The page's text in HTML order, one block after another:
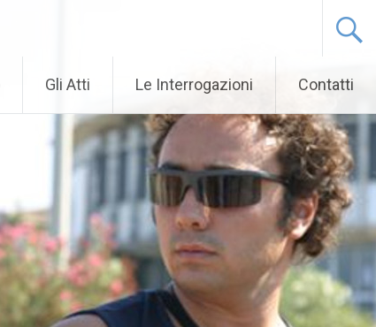
Gli Atti Le Interrogazioni Contatti